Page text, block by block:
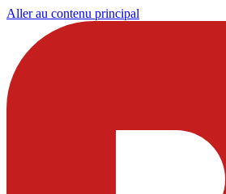
Aller au contenu principal